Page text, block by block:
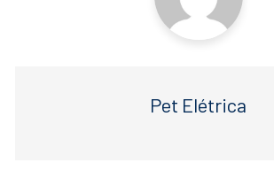
Pet Elétrica